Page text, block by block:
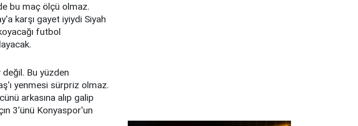
bu maç ölçü olmaz.
karşı gayet iyiydi Siyah
futbol
Bu yüzden
yenmesi sürpriz olmaz.
arkasına alıp galip
3'ünü Konyaspor'un